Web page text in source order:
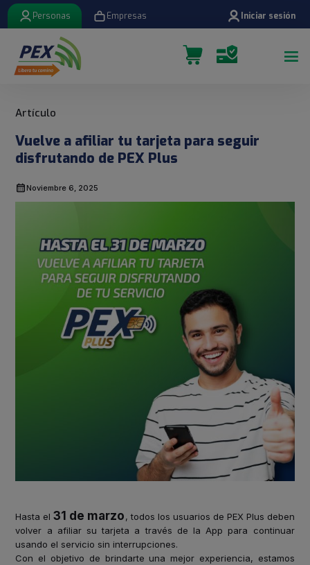
Personas Empresas Iniciar sesión
Vuelve a afiliar tu tarjeta para seguir
disfrutando de PEX Plus
Noviembre 6, 2025
Hasta el31 de marzo, todos los usuarios de PEX Plus deben
volver a afiliar su tarjeta a través de la App para continuar
usando el servicio sin interrupciones.
Con el objetivo de brindarte una mejor experiencia, estamos